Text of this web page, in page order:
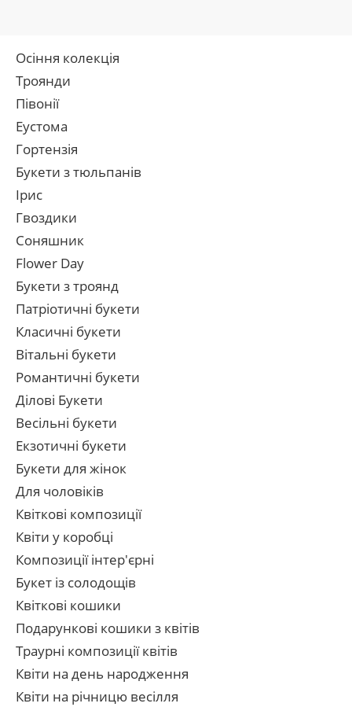
Осіння колекція
Троянди
Півонії
Еустома
Гортензія
Букети з тюльпанів
Ірис
Гвоздики
Соняшник
Flower Day
Букети з троянд
Патріотичні букети
Класичні букети
Вітальні букети
Романтичні букети
Ділові Букети
Весільні букети
Екзотичні букети
Букети для жінок
Для чоловіків
Квіткові композиції
Квіти у коробці
Композиції інтер'єрні
Букет із солодощів
Квіткові кошики
Подарункові кошики з квітів
Траурні композиції квітів
Квіти на день народження
Квіти на річницю весілля